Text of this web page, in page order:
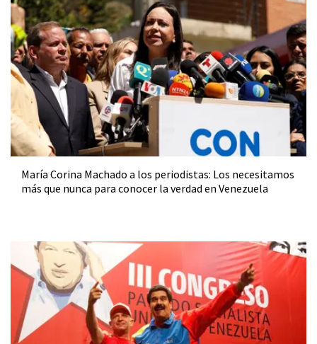
María Corina Machado a los periodistas: Los necesitamos
más que nunca para conocer la verdad en Venezuela